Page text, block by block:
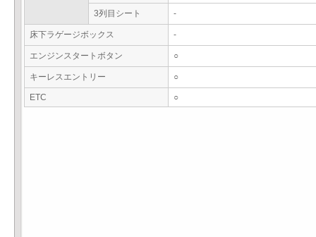
3列目シート -
床下ラゲージボックス -
エンジンスタートボタン ○
キーレスエントリー ○
ETC ○